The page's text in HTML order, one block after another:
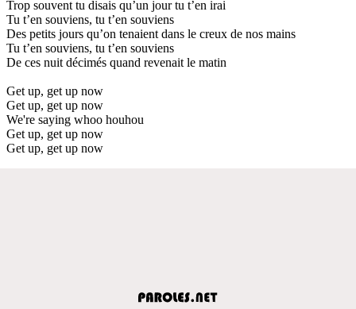
Trop souvent tu disais qu’un jour tu t’en irai
Tu t’en souviens, tu t’en souviens
Des petits jours qu’on tenaient dans le creux de nos mains
Tu t’en souviens, tu t’en souviens
De ces nuit décimés quand revenait le matin
Get up, get up now
Get up, get up now
We're saying whoo houhou
Get up, get up now
Get up, get up now